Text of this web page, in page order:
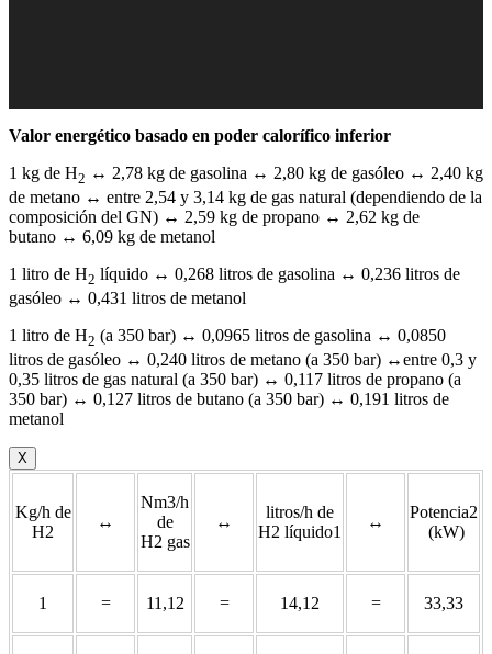
Valor energético basado en poder calorífico inferior
1 kg de H2 ↔ 2,78 kg de gasolina ↔ 2,80 kg de gasóleo ↔ 2,40 kg
de metano ↔ entre 2,54 y 3,14 kg de gas natural (dependiendo de la
composición del GN) ↔ 2,59 kg de propano ↔ 2,62 kg de
butano ↔ 6,09 kg de metanol
1 litro de H2 líquido ↔ 0,268 litros de gasolina ↔ 0,236 litros de
gasóleo ↔ 0,431 litros de metanol
1 litro de H2 (a 350 bar) ↔ 0,0965 litros de gasolina ↔ 0,0850
litros de gasóleo ↔ 0,240 litros de metano (a 350 bar) ↔entre 0,3 y
0,35 litros de gas natural (a 350 bar) ↔ 0,117 litros de propano (a
350 bar) ↔ 0,127 litros de butano (a 350 bar) ↔ 0,191 litros de
metanol
X
Kg/h de
H2
↔
Nm3/h
de
H2 gas
↔
litros/h de
H2 líquido1
↔
Potencia2
(kW)
1 = 11,12 = 14,12 = 33,33